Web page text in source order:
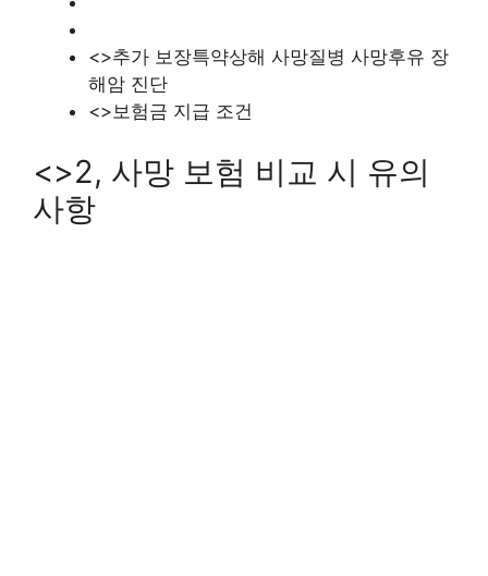
<>추가 보장특약상해 사망질병 사망후유 장
해암 진단
<>보험금 지급 조건
<>2, 사망 보험 비교 시 유의
사항